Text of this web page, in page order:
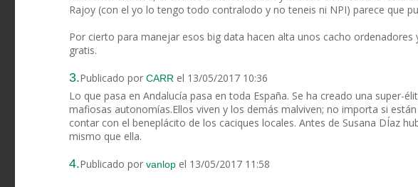
Rajoy (con el yo lo tengo todo contralodo y no teneis ni NPI) parece que
Por cierto para manejar esos big data hacen alta unos cacho
gratis.
3.Publicado por CARR el 13/05/2017 10:36
Lo que pasa en Andalucía pasa en toda España. Se ha creado una super-
mafiosas autonomías.Ellos viven y los demás malviven; no importa si
contar con el beneplácito de los caciques locales. Antes de Susana DÍaz
mismo que ella.
4.Publicado por vanlop el 13/05/2017 11:58